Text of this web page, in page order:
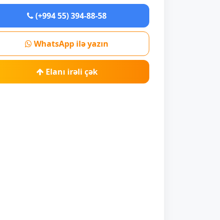
(+994 55) 394-88-58
WhatsApp ilə yazın
Elanı irəli çək